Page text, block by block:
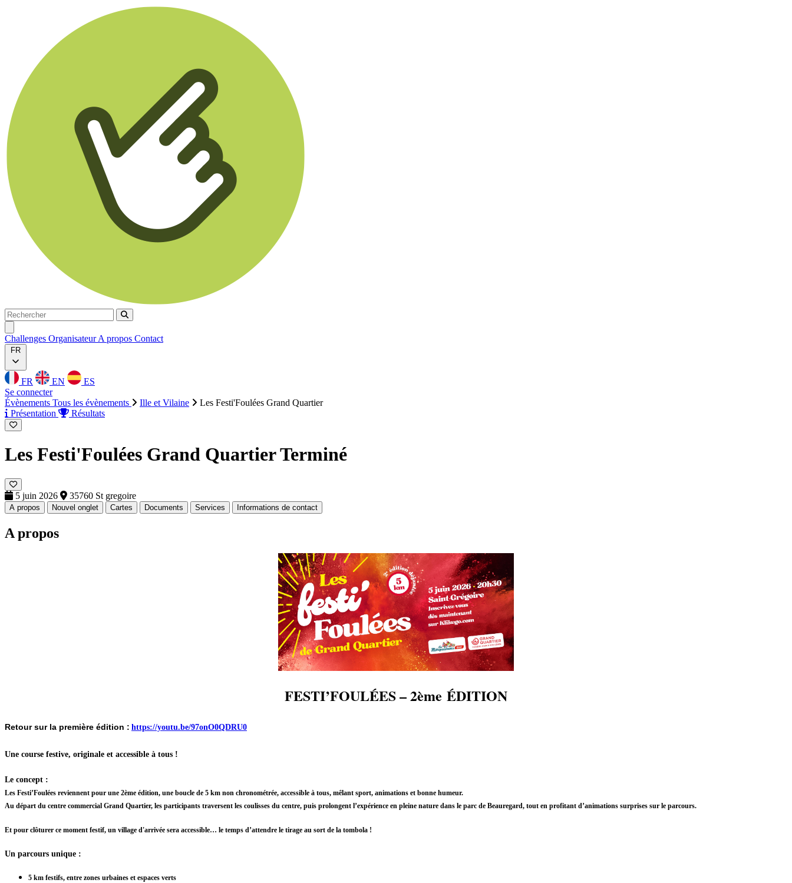
Rechercher
Rechercher
Challenges OrganisateurA propos Contact
FR
FR EN
ES
Se connecter
Évènements Tous les évènements Ille et Vilaine
Les Festi'Foulées Grand Quartier
Présentation
Résultats
Les Festi'Foulées Grand QuartierTerminé
5 juin 2026 35760 St gregoire
A propos Nouvel onglet Cartes Documents Services Informations de contact
A propos
FESTI’FOULÉES – 2ème ÉDITION
Retour sur la première édition : https://youtu.be/97onO0QDRU0
Une course festive, originale et accessible à tous !
Le concept :
Les Festi’Foulées reviennent pour une 2ème édition, une boucle de 5 km non chronométrée, accessible à tous, mêlant sport, animations et bonne humeur.
Au départ du centre commercial Grand Quartier, les participants traversent les coulisses du centre, puis prolongent l’expérience en pleine nature dans le parc de Beauregard, tout en profitant d’animations surprises sur le parcours.
Et pour clôturer ce moment festif, un village d'arrivée sera accessible… le temps d’attendre le tirage au sort de la tombola !
Un parcours unique :
5 km festifs, entre zones urbaines et espaces verts